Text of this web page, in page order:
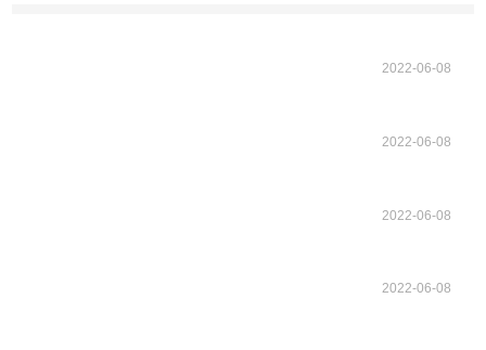
2022-06-08
2022-06-08
2022-06-08
2022-06-08